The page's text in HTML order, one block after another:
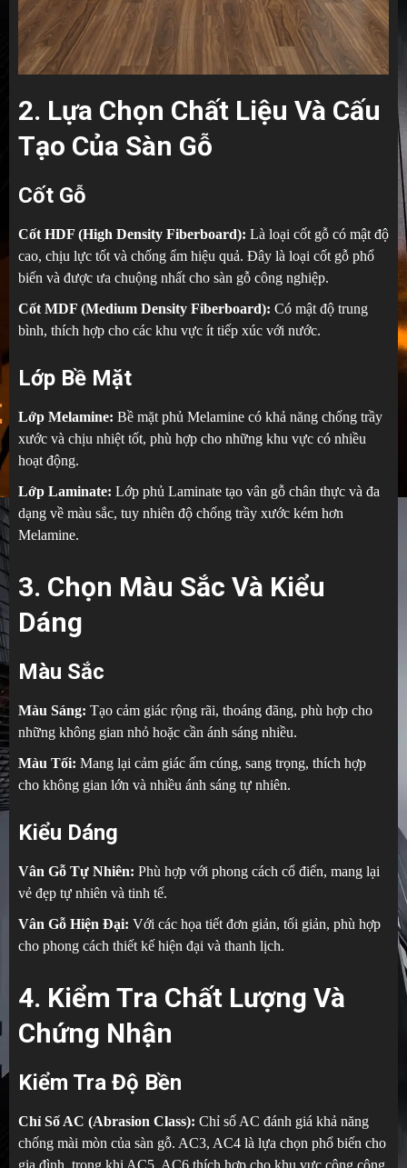
2. Lựa Chọn Chất Liệu Và Cấu
Tạo Của Sàn Gỗ
Cốt Gỗ
Cốt HDF (High Density Fiberboard): Là loại cốt gỗ có mật độ
cao, chịu lực tốt và chống ẩm hiệu quả. Đây là loại cốt gỗ phổ
biến và được ưa chuộng nhất cho sàn gỗ công nghiệp.
Cốt MDF (Medium Density Fiberboard): Có mật độ trung
bình, thích hợp cho các khu vực ít tiếp xúc với nước.
Lớp Bề Mặt
Lớp Melamine: Bề mặt phủ Melamine có khả năng chống trầy
xước và chịu nhiệt tốt, phù hợp cho những khu vực có nhiều
hoạt động.
Lớp Laminate: Lớp phủ Laminate tạo vân gỗ chân thực và đa
dạng về màu sắc, tuy nhiên độ chống trầy xước kém hơn
Melamine.
3. Chọn Màu Sắc Và Kiểu
Dáng
Màu Sắc
Màu Sáng: Tạo cảm giác rộng rãi, thoáng đãng, phù hợp cho
những không gian nhỏ hoặc cần ánh sáng nhiều.
Màu Tối: Mang lại cảm giác ấm cúng, sang trọng, thích hợp
cho không gian lớn và nhiều ánh sáng tự nhiên.
Kiểu Dáng
Vân Gỗ Tự Nhiên: Phù hợp với phong cách cổ điển, mang lại
vẻ đẹp tự nhiên và tinh tế.
Vân Gỗ Hiện Đại: Với các họa tiết đơn giản, tối giản, phù hợp
cho phong cách thiết kế hiện đại và thanh lịch.
4. Kiểm Tra Chất Lượng Và
Chứng Nhận
Kiểm Tra Độ Bền
Chỉ Số AC (Abrasion Class): Chỉ số AC đánh giá khả năng
chống mài mòn của sàn gỗ. AC3, AC4 là lựa chọn phổ biến cho
gia đình, trong khi AC5, AC6 thích hợp cho khu vực công cộng